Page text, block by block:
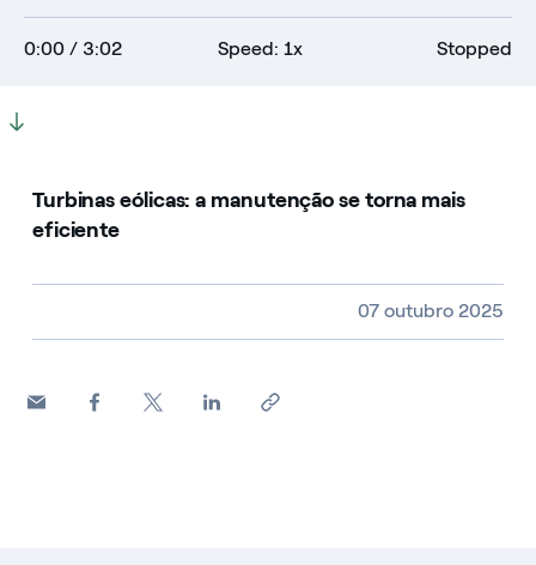
0:00 / 3:02 Speed: 1x Stopped
Turbinas eólicas: a manutenção se torna mais
eficiente
07 outubro 2025